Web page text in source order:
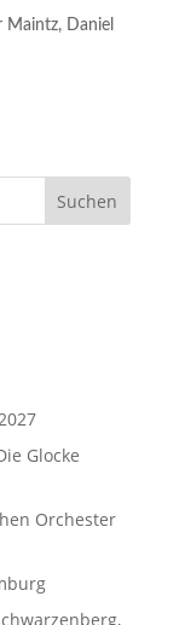
Maintz, Daniel
Glocke
Orchester